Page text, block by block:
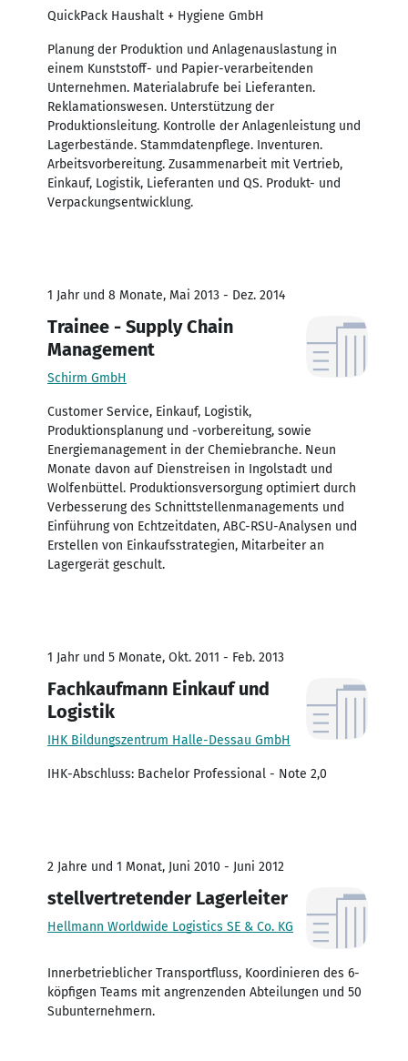
QuickPack Haushalt + Hygiene GmbH
Planung der Produktion und Anlagenauslastung in
einem Kunststoff- und Papier-verarbeitenden
Unternehmen. Materialabrufe bei Lieferanten.
Reklamationswesen. Unterstützung der
Produktionsleitung. Kontrolle der Anlagenleistung und
Lagerbestände. Stammdatenpflege. Inventuren.
Arbeitsvorbereitung. Zusammenarbeit mit Vertrieb,
Einkauf, Logistik, Lieferanten und QS. Produkt- und
Verpackungsentwicklung.
1 Jahr und 8 Monate, Mai 2013 - Dez. 2014
Trainee - Supply Chain
Management
Schirm GmbH
Customer Service, Einkauf, Logistik,
Produktionsplanung und -vorbereitung, sowie
Energiemanagement in der Chemiebranche. Neun
Monate davon auf Dienstreisen in Ingolstadt und
Wolfenbüttel. Produktionsversorgung optimiert durch
Verbesserung des Schnittstellenmanagements und
Einführung von Echtzeitdaten, ABC-RSU-Analysen und
Erstellen von Einkaufsstrategien, Mitarbeiter an
Lagergerät geschult.
1 Jahr und 5 Monate, Okt. 2011 - Feb. 2013
Fachkaufmann Einkauf und
Logistik
IHK Bildungszentrum Halle-Dessau GmbH
IHK-Abschluss: Bachelor Professional - Note 2,0
2 Jahre und 1 Monat, Juni 2010 - Juni 2012
stellvertretender Lagerleiter
Hellmann Worldwide Logistics SE & Co. KG
Innerbetrieblicher Transportfluss, Koordinieren des 6-
köpfigen Teams mit angrenzenden Abteilungen und 50
Subunternehmern.